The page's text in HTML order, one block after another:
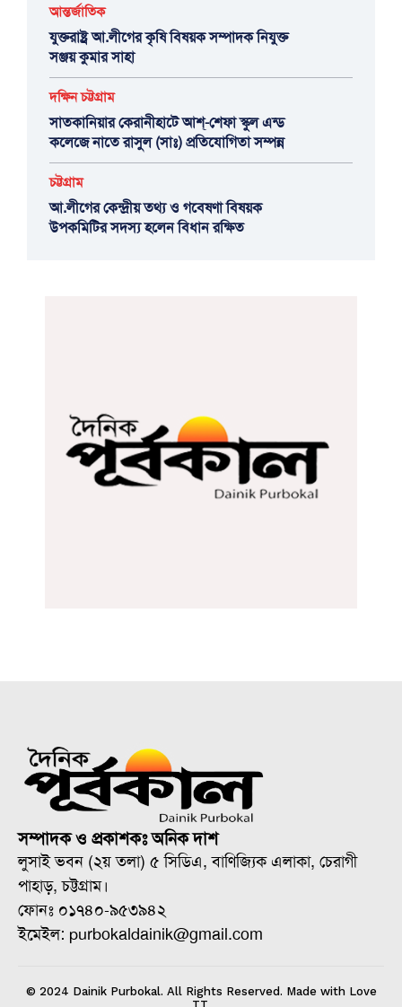
আন্তর্জাতিক
যুক্তরাষ্ট্র আ.লীগের কৃষি বিষয়ক সম্পাদক নিযুক্ত
সঞ্জয় কুমার সাহা
দক্ষিন চট্টগ্রাম
সাতকানিয়ার কেরানীহাটে আশ্-শেফা স্কুল এন্ড
কলেজে নাতে রাসুল (সাঃ) প্রতিযোগিতা সম্পন্ন
চট্টগ্রাম
আ.লীগের কেন্দ্রীয় তথ্য ও গবেষণা বিষয়ক
উপকমিটির সদস্য হলেন বিধান রক্ষিত
সম্পাদক ও প্রকাশকঃ অনিক দাশ
লুসাই ভবন (২য় তলা) ৫ সিডিএ, বাণিজ্যিক এলাকা, চেরাগী
পাহাড়, চট্টগ্রাম।
ফোনঃ ০১৭৪০-৯৫৩৯৪২
ইমেইল: purbokaldainik@gmail.com
© 2024 Dainik Purbokal. All Rights Reserved. Made with Love